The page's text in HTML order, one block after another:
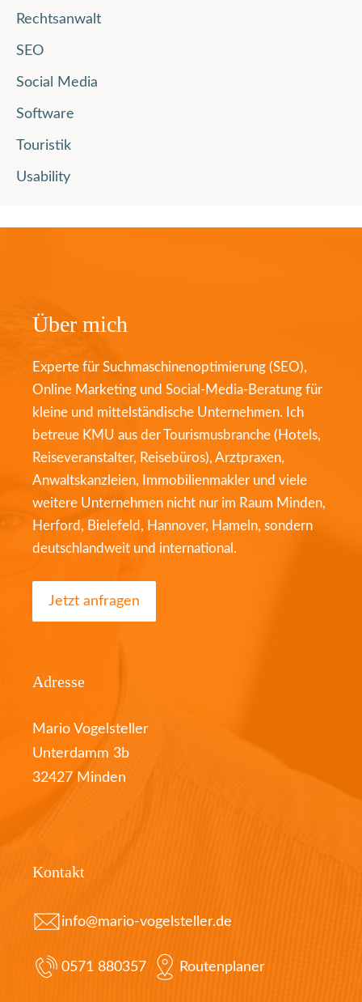
Rechtsanwalt
SEO
Social Media
Software
Touristik
Usability
Über mich
Experte für Suchmaschinenoptimierung (SEO),
Online Marketing und Social-Media-Beratung für
kleine und mittelständische Unternehmen. Ich
betreue KMU aus der Tourismusbranche (Hotels,
Reiseveranstalter, Reisebüros), Arztpraxen,
Anwaltskanzleien, Immobilienmakler und viele
weitere Unternehmen nicht nur im Raum Minden,
Herford, Bielefeld, Hannover, Hameln, sondern
deutschlandweit und international.
Jetzt anfragen
Adresse
Mario Vogelsteller
Unterdamm 3b
32427 Minden
Kontakt
info@mario-vogelsteller.de
0571 880357 Routenplaner